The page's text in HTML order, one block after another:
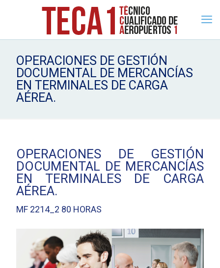
OPERACIONES DE GESTIÓN
DOCUMENTAL DE MERCANCÍAS
EN TERMINALES DE CARGA
AÉREA.
OPERACIONES DE GESTIÓN
DOCUMENTAL DE MERCANCÍAS
EN TERMINALES DE CARGA
AÉREA.
MF 2214_2 80 HORAS